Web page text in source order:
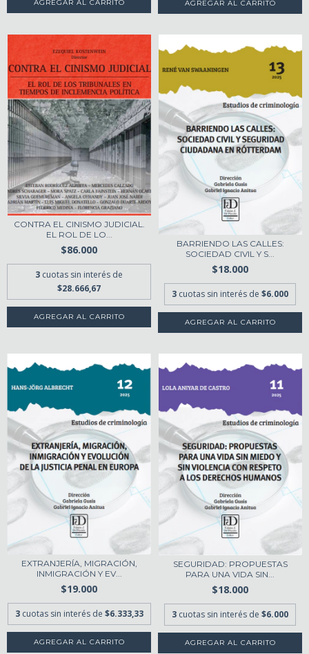
CONTRA EL CINISMO JUDICIAL.
EL ROL DE LO...
$86.000
3 cuotas sin interés de
$28.666,67
BARRIENDO LAS CALLES:
SOCIEDAD CIVIL Y S...
$18.000
3 cuotas sin interés de $6.000
EXTRANJERÍA, MIGRACIÓN,
INMIGRACIÓN Y EV...
$19.000
3 cuotas sin interés de $6.333,33
SEGURIDAD: PROPUESTAS
PARA UNA VIDA SIN...
$18.000
3 cuotas sin interés de $6.000